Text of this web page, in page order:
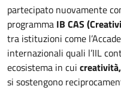
partecipato nuovamente
programma IB CAS
tra istituzioni come
internazionali quali l’IIL
ecosistema in cui
si sostengono